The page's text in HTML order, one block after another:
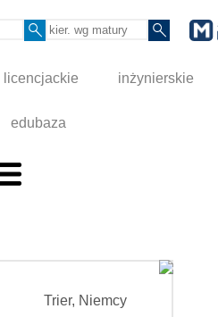
licencjackie inżynierskie
edubaza
Trier, Niemcy